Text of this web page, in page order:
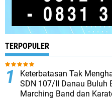
TERPOPULER
Keterbatasan Tak
SDN 107/II Danau Buluh
Marching Band dan